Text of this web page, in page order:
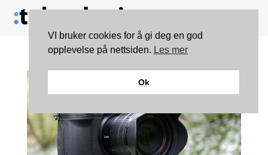
VI bruker cookies for å gi deg en god
opplevelse på nettsiden. Les mer
Ok